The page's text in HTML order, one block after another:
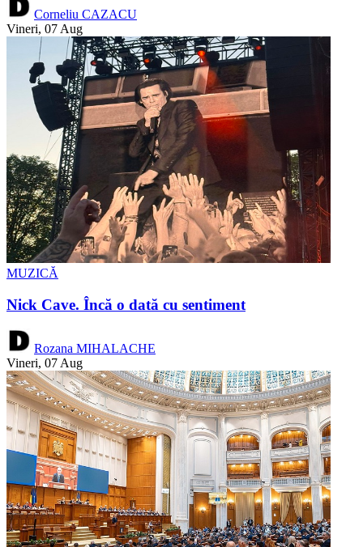
Corneliu CAZACU
Vineri, 07 Aug
MUZICĂ
Nick Cave. Încă o dată cu sentiment
Rozana MIHALACHE
Vineri, 07 Aug